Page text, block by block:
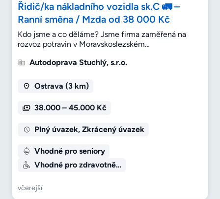
Řidič/ka nákladního vozidla sk.C 🚛 –
Ranní směna / Mzda od 38 000 Kč
Kdo jsme a co děláme? Jsme firma zaměřená na
rozvoz potravin v Moravskoslezském…
Autodoprava Stuchlý, s.r.o.
Ostrava (3 km)
38.000 – 45.000 Kč
Plný úvazek, Zkrácený úvazek
Vhodné pro seniory
Vhodné pro zdravotně…
včerejší